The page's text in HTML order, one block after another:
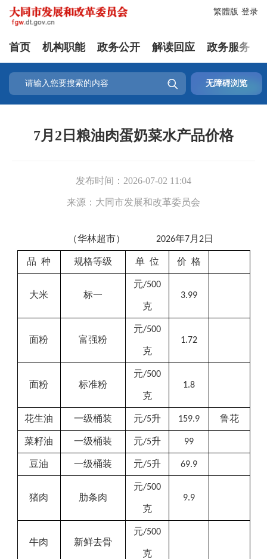
登录
繁體版
首页 机构职能 政务公开 解读回应 政务服务
 无障碍浏览
7月2日粮油肉蛋奶菜水产品价格
发布时间： 2026-07-02 11:04
来源： 大同市发展和改革委员会
（华林超市） 2026年7月 2日
品 种 规格等级 单 位 价 格
大米 标一
元/500
克
3.99
面粉 富强粉
元/500
克
1.72
面粉 标准粉
元/500
克
1.8
花生油 一级桶装 元/5升 159.9 鲁花
菜籽油 一级桶装 元/5升 99
豆油 一级桶装 元/5升 69.9
猪肉 肋条肉
元/500
克
9.9
牛肉 新鲜去骨
元/500
克